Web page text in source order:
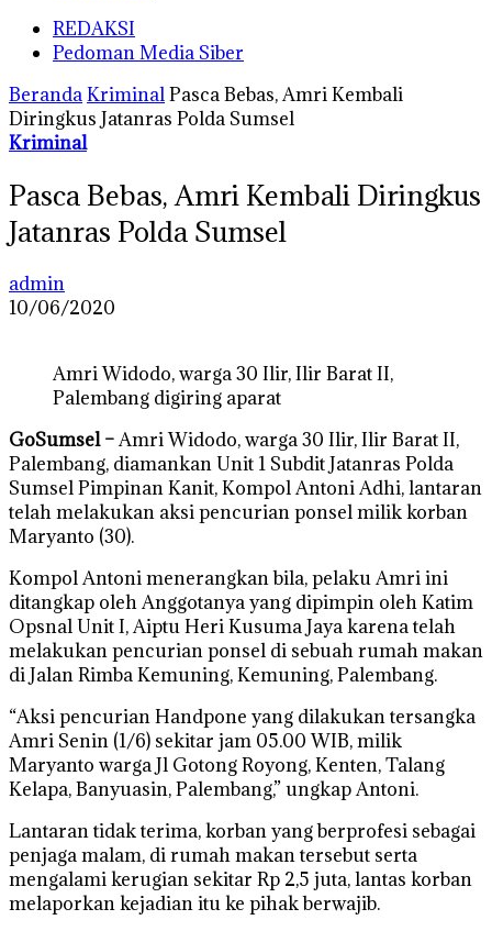
REDAKSI
Pedoman Media Siber
BerandaKriminalPasca Bebas, Amri Kembali
Diringkus Jatanras Polda Sumsel
Kriminal
Pasca Bebas, Amri Kembali Diringkus
Jatanras Polda Sumsel
admin
10/06/2020
Amri Widodo, warga 30 Ilir, Ilir Barat II,
Palembang digiring aparat
GoSumsel –Amri Widodo, warga 30 Ilir, Ilir Barat II,
Palembang, diamankan Unit 1 Subdit Jatanras Polda
Sumsel Pimpinan Kanit, Kompol Antoni Adhi, lantaran
telah melakukan aksi pencurian ponsel milik korban
Maryanto (30).
Kompol Antoni menerangkan bila, pelaku Amri ini
ditangkap oleh Anggotanya yang dipimpin oleh Katim
Opsnal Unit I, Aiptu Heri Kusuma Jaya karena telah
melakukan pencurian ponsel di sebuah rumah makan
di Jalan Rimba Kemuning, Kemuning, Palembang.
“Aksi pencurian Handpone yang dilakukan tersangka
Amri Senin (1/6) sekitar jam 05.00 WIB, milik
Maryanto warga Jl Gotong Royong, Kenten, Talang
Kelapa, Banyuasin, Palembang,” ungkap Antoni.
Lantaran tidak terima, korban yang berprofesi sebagai
penjaga malam, di rumah makan tersebut serta
mengalami kerugian sekitar Rp 2,5 juta, lantas korban
melaporkan kejadian itu ke pihak berwajib.